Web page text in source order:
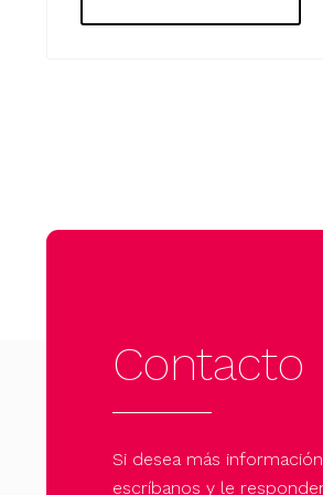
Contacto
Si desea más
escríbanos y le